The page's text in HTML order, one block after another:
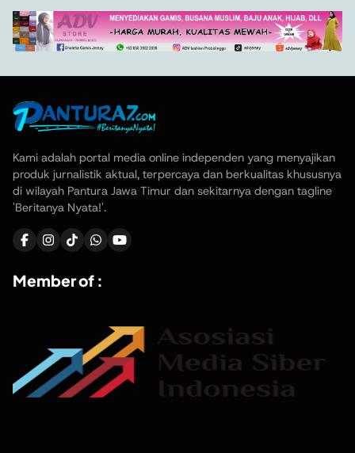
Kami adalah portal media online independen yang menyajikan
produk jurnalistik aktual, terpercaya dan berkualitas khususnya
di wilayah Pantura Jawa Timur dan sekitarnya dengan tagline
'Beritanya Nyata!'.
Member of :